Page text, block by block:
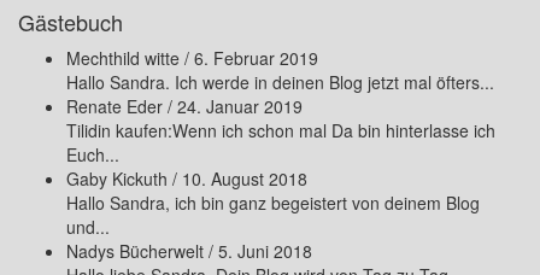
Gästebuch
Mechthild witte / 6. Februar 2019
Hallo Sandra. Ich werde in deinen Blog jetzt mal öfters...
Renate Eder / 24. Januar 2019
Tilidin kaufen:Wenn ich schon mal Da bin hinterlasse ich
Euch...
Gaby Kickuth / 10. August 2018
Hallo Sandra, ich bin ganz begeistert von deinem Blog
und...
Nadys Bücherwelt / 5. Juni 2018